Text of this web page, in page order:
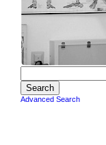
Advanced Search